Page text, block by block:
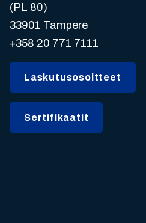
(PL 80)
33901 Tampere
+358 20 771 7111
Laskutusosoitteet
Sertifikaatit